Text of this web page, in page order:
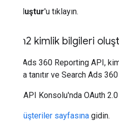
Oluştur'u tıklayın.
OAuth2 kimlik bilgileri
Search Ads 360 Reporting API,
Google'a tanıtır ve Search Ads
Google API Konsolu'nda OAuth
Müşteriler sayfasına gidin.